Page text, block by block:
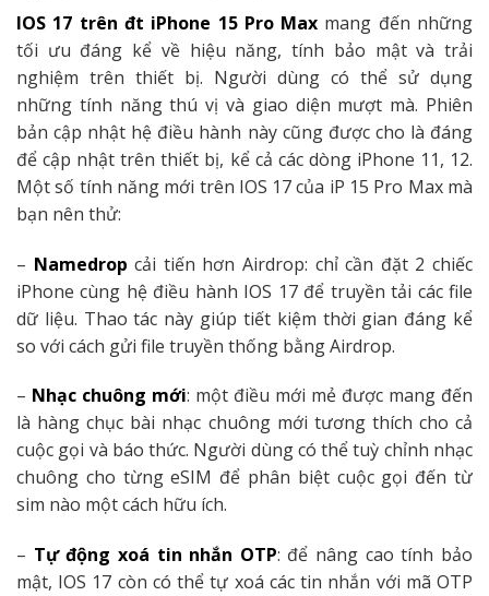
IOS 17 trên đt iPhone 15 Pro Max mang đến những
tối ưu đáng kể về hiệu năng, tính bảo mật và trải
nghiệm trên thiết bị. Người dùng có thể sử dụng
những tính năng thú vị và giao diện mượt mà. Phiên
bản cập nhật hệ điều hành này cũng được cho là đáng
để cập nhật trên thiết bị, kể cả các dòng iPhone 11, 12.
Một số tính năng mới trên IOS 17 của iP 15 Pro Max mà
bạn nên thử:
– Namedrop cải tiến hơn Airdrop: chỉ cần đặt 2 chiếc
iPhone cùng hệ điều hành IOS 17 để truyền tải các file
dữ liệu. Thao tác này giúp tiết kiệm thời gian đáng kể
so với cách gửi file truyền thống bằng Airdrop.
– Nhạc chuông mới: một điều mới mẻ được mang đến
là hàng chục bài nhạc chuông mới tương thích cho cả
cuộc gọi và báo thức. Người dùng có thể tuỳ chỉnh nhạc
chuông cho từng eSIM để phân biệt cuộc gọi đến từ
sim nào một cách hữu ích.
– Tự động xoá tin nhắn OTP: để nâng cao tính bảo
mật, IOS 17 còn có thể tự xoá các tin nhắn với mã OTP